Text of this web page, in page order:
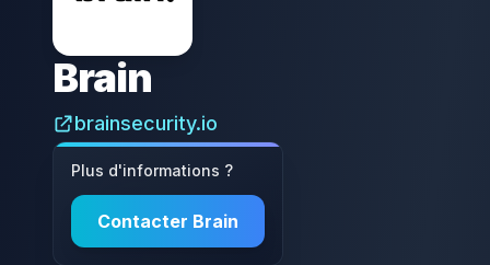
Brain
brainsecurity.io
Plus d'informations ?
Contacter Brain